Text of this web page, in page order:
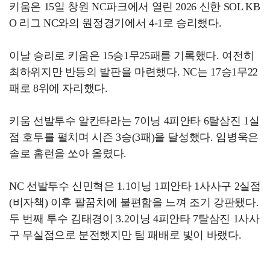
키움은 15일 창원 NC파크에서 열린 2026 신한 SOL KB
O 리그 NC와의 원정경기에서 4-1로 승리했다.
이날 승리로 키움은 15승1무25패를 기록했다. 여전히
최하위지만 반등의 발판을 마련했다. NC는 17승1무22
패로 8위에 자리했다.
키움 선발투수 알칸타라는 7이닝 4피안타 6탈삼진 1실
점 호투를 펼치며 시즌 3승(3패)을 달성했다. 임병욱은
솔로 홈런을 쏘아 올렸다.
NC 선발투수 신민혁은 1.1이닝 1피안타 1사사구 2실점
(비자책) 이후 팔꿈치에 불편함을 느껴 조기 강판됐다.
두 번째 투수 김태경이 3.2이닝 4피안타 7탈삼진 1사사
구 무실점으로 분전했지만 팀 패배로 빛이 바랬다.